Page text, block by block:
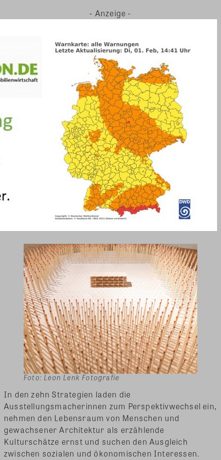
- Anzeige -
Foto: Leon Lenk Fotografie
In den zehn Strategien laden die
Ausstellungsmacherinnen zum Perspektivwechsel ein,
nehmen den Lebensraum von Menschen und
gewachsener Architektur als erzählende
Kulturschätze ernst und suchen den Ausgleich
zwischen sozialen und ökonomischen Interessen.